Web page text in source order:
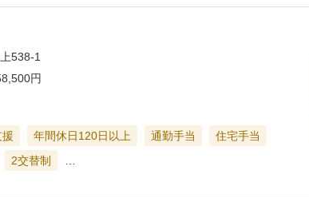
538-1
円
年間休日120日以上 通勤手当
住宅手当
2交替制